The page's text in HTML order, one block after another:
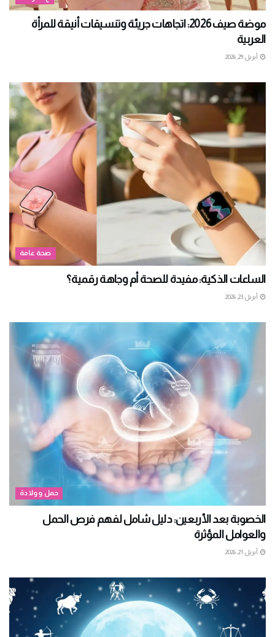
موضة صيف 2026: اتجاهات جريئة وتنسيقات أنيقة للمرأة
العربية
أبريل 29, 2026
صحة عامة
الساعات الذكية: مفيدة للصحة أم وجاهة رقمية؟
أبريل 23, 2026
حمل وولادة
الخصوبة بعد الأربعين: دليل شامل لفهم فرص الحمل
والعوامل المؤثرة
أبريل 21, 2026